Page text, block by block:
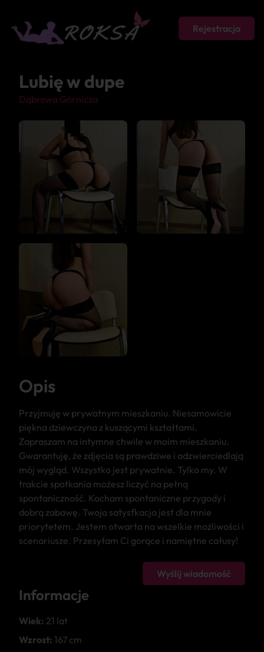
Rejestracja
Lubię w dupe
Dąbrowa Górnicza
Opis
Przyjmuję w prywatnym mieszkaniu. Niesamowicie
piękna dziewczyna z kuszącymi kształtami.
Zapraszam na intymne chwile w moim mieszkaniu.
Gwarantuję, że zdjęcia są prawdziwe i odzwierciedlają
mój wygląd. Wszystko jest prywatnie. Tylko my. W
trakcie spotkania możesz liczyć na pełną
spontaniczność. Kocham spontaniczne przygody i
dobrą zabawę. Twoja satysfkacja jest dla mnie
priorytetem. Jestem otwarta na wszelkie możliwości i
scenariusze. Przesyłam Ci gorące i namiętne całusy!
Wyślij wiadomość
Informacje
Wiek: 21 lat
Wzrost: 167 cm